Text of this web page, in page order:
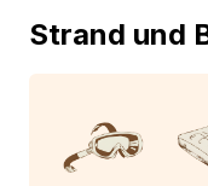
Strand und